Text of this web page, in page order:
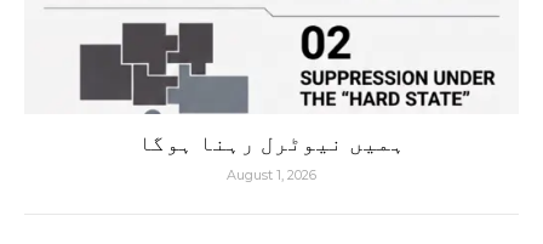
ہمیں نیوٹرل رہنا ہوگا
August 1, 2026